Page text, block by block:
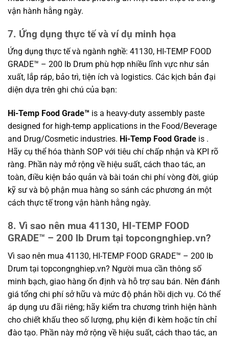
vận hành hằng ngày.
7. Ứng dụng thực tế và ví dụ minh họa
Ứng dụng thực tế và ngành nghề: 41130, HI-TEMP FOOD
GRADE™ – 200 lb Drum phù hợp nhiều lĩnh vực như sản
xuất, lắp ráp, bảo trì, tiện ích và logistics. Các kịch bản đại
diện dựa trên ghi chú của bạn:
Hi-Temp Food Grade™ is a heavy-duty assembly paste
designed for high-temp applications in the Food/Beverage
and Drug/Cosmetic industries. Hi-Temp Food Grade is .
Hãy cụ thể hóa thành SOP với tiêu chí chấp nhận và KPI rõ
ràng. Phần này mở rộng về hiệu suất, cách thao tác, an
toàn, điều kiện bảo quản và bài toán chi phí vòng đời, giúp
kỹ sư và bộ phận mua hàng so sánh các phương án một
cách thực tế trong vận hành hằng ngày.
8. Vì sao nên mua 41130, HI-TEMP FOOD
GRADE™ – 200 lb Drum tại topcongnghiep.vn?
Vì sao nên mua 41130, HI-TEMP FOOD GRADE™ – 200 lb
Drum tại topcongnghiep.vn? Người mua cần thông số
minh bạch, giao hàng ổn định và hỗ trợ sau bán. Nên đánh
giá tổng chi phí sở hữu và mức độ phản hồi dịch vụ. Có thể
áp dụng ưu đãi riêng; hãy kiểm tra chương trình hiện hành
cho chiết khấu theo số lượng, phụ kiện đi kèm hoặc tín chỉ
đào tạo. Phần này mở rộng về hiệu suất, cách thao tác, an